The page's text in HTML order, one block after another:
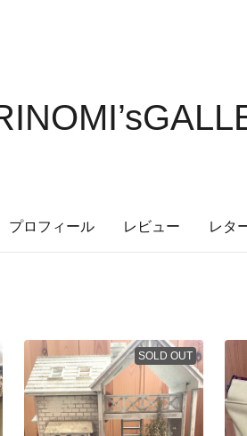
プロフィール レビュー レタ
SOLD OUT